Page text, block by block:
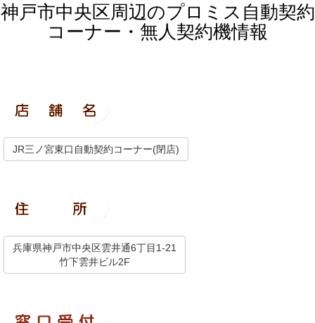
神戸市中央区周辺のプロミス自動契約
コーナー・無人契約機情報
JR三ノ宮東口自動契約コーナー(閉店)
兵庫県神戸市中央区雲井通6丁目1-21
竹下雲井ビル2F